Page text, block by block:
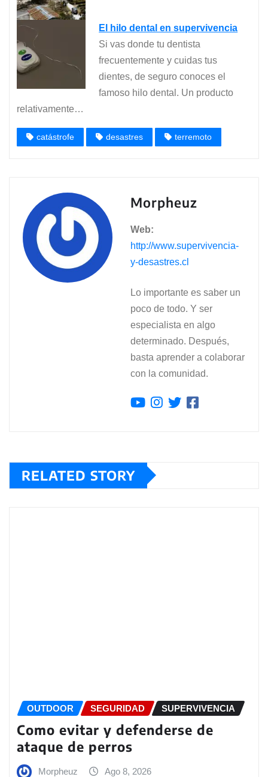
El hilo dental en supervivencia
Si vas donde tu dentista
frecuentemente y cuidas tus
dientes, de seguro conoces el
famoso hilo dental. Un producto
relativamente…
catástrofe desastres terremoto
Morpheuz
Web:
http://www.supervivencia-
y-desastres.cl
Lo importante es saber un
poco de todo. Y ser
especialista en algo
determinado. Después,
basta aprender a colaborar
con la comunidad.
RELATED STORY
OUTDOOR SEGURIDAD SUPERVIVENCIA
Como evitar y defenderse de
ataque de perros
Morpheuz Ago 8, 2026